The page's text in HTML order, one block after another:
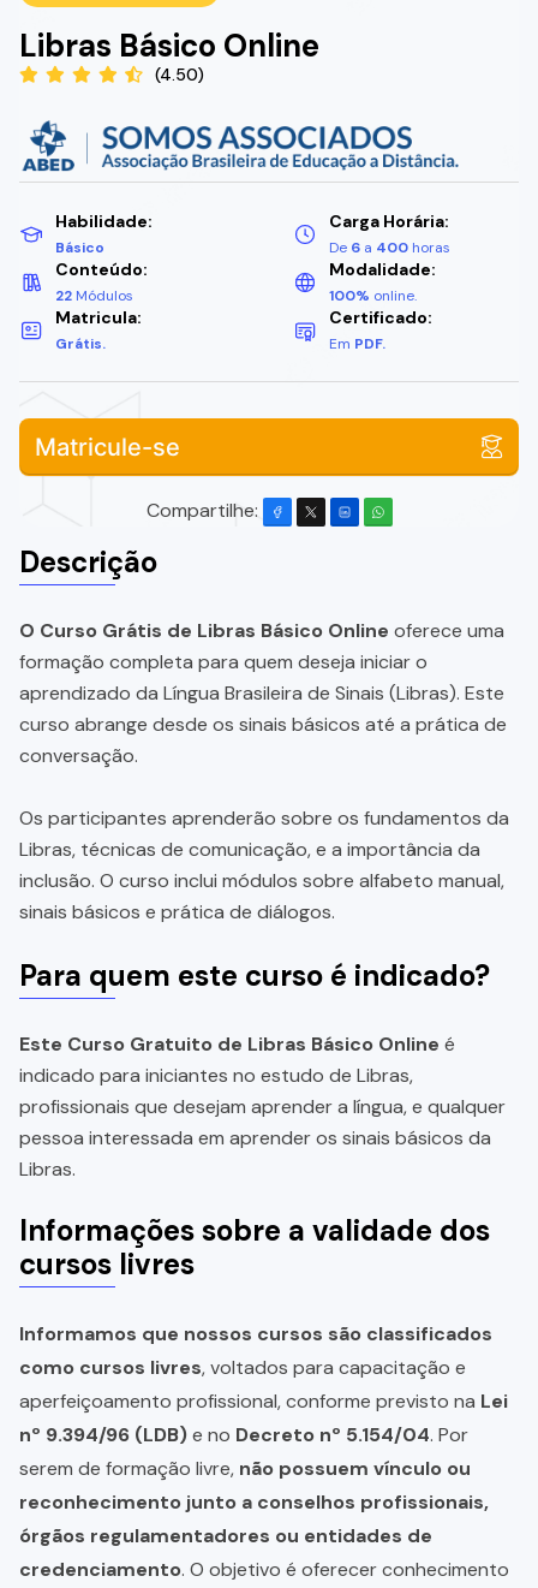
Libras Básico Online
(4.50)
Habilidade:
Básico
Carga Horária:
De 6 a 400 horas
Conteúdo:
22 Módulos
Modalidade:
100% online.
Matricula:
Grátis.
Certificado:
Em PDF.
Matricule-se
Compartilhe:
Descrição
O Curso Grátis de Libras Básico Online oferece uma
formação completa para quem deseja iniciar o
aprendizado da Língua Brasileira de Sinais (Libras). Este
curso abrange desde os sinais básicos até a prática de
conversação.
Os participantes aprenderão sobre os fundamentos da
Libras, técnicas de comunicação, e a importância da
inclusão. O curso inclui módulos sobre alfabeto manual,
sinais básicos e prática de diálogos.
Para quem este curso é indicado?
Este Curso Gratuito de Libras Básico Online é
indicado para iniciantes no estudo de Libras,
profissionais que desejam aprender a língua, e qualquer
pessoa interessada em aprender os sinais básicos da
Libras.
Informações sobre a validade dos
cursos livres
Informamos que nossos cursos são classificados
como cursos livres, voltados para capacitação e
aperfeiçoamento profissional, conforme previsto na Lei
nº 9.394/96 (LDB)e no Decreto nº 5.154/04. Por
serem de formação livre, não possuem vínculo ou
reconhecimento junto a conselhos profissionais,
órgãos regulamentadores ou entidades de
credenciamento. O objetivo é oferecer conhecimento